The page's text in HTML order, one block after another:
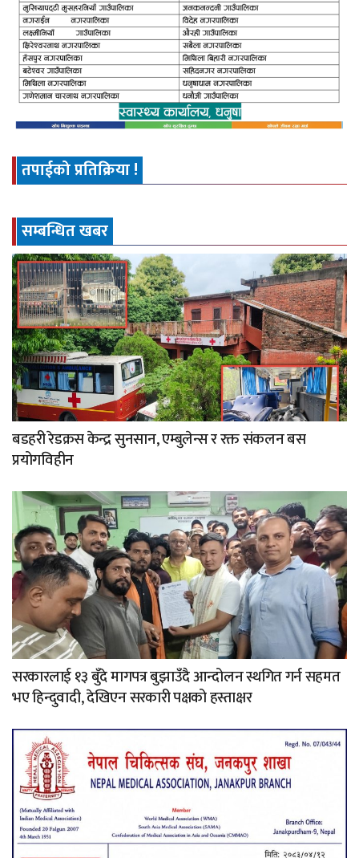
तपाईको प्रतिक्रिया !
सम्बन्धित खबर
बडहरी रेडक्रस केन्द्र सुनसान, एम्बुलेन्स र रक्त संकलन बस
प्रयोगविहीन
सरकारलाई १३ बुँदे मागपत्र बुझाउँदै आन्दोलन स्थगित गर्न सहमत
भए हिन्दुवादी, देखिएन सरकारी पक्षको हस्ताक्षर